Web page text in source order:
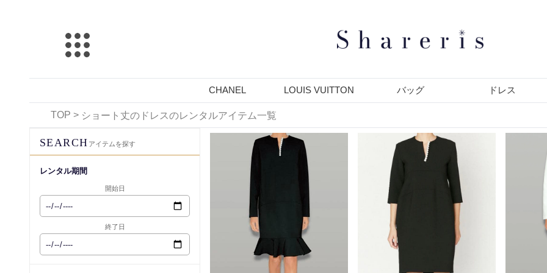
CHANEL LOUIS VUITTON バッグ ドレス
TOP > ショート丈のドレスのレンタルアイテム一覧
SEARCH アイテムを探す
レンタル期間
開始日
終了日